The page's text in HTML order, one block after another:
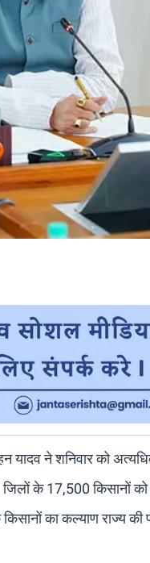
यादव ने शनिवार को
के 17,500 किसानों
किसानों का कल्याण राज्य